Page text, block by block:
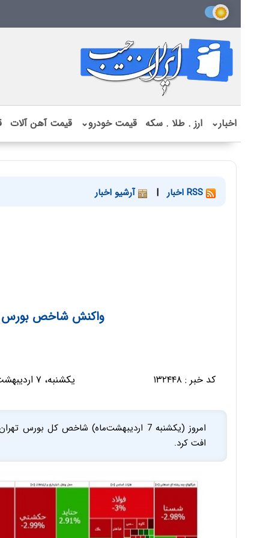
اخبار⌄ ارز . طلا . سکه قیمت خودرو⌄ قیمت آهن آلات
| آرشیو اخبار
واکنش شاخص بورس
کد خبر : ۱۳۲۴۴۸ یکشنبه، ۷ اردیبهشت ۱۴۰۴ - ۱۳:۳۳:۱۱
افت کرد.